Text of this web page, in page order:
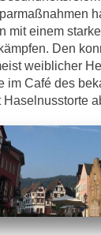
mit einem
Den
weiblicher
im Café des
Haselnusstorte